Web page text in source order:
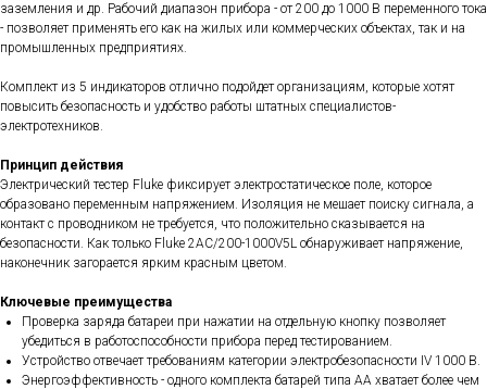
заземления и др. Рабочий диапазон прибора - от 200 до 1000 В переменного тока
- позволяет применять его как на жилых или коммерческих объектах, так и на
промышленных предприятиях.
Комплект из 5 индикаторов отлично подойдет организациям, которые хотят
повысить безопасность и удобство работы штатных специалистов-
электротехников.
Принцип действия
Электрический тестер Fluke фиксирует электростатическое поле, которое
образовано переменным напряжением. Изоляция не мешает поиску сигнала, а
контакт с проводником не требуется, что положительно сказывается на
безопасности. Как только Fluke 2AC/200-1000V5L обнаруживает напряжение,
наконечник загорается ярким красным цветом.
Ключевые преимущества
Проверка заряда батареи при нажатии на отдельную кнопку позволяет
убедиться в работоспособности прибора перед тестированием.
Устройство отвечает требованиям категории электробезопасности IV 1000 В.
Энергоэффективность - одного комплекта батарей типа АА хватает более чем